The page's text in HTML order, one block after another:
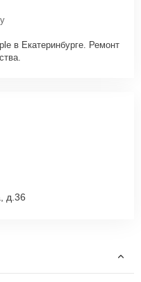
в Екатеринбурге. Ремонт
д.36